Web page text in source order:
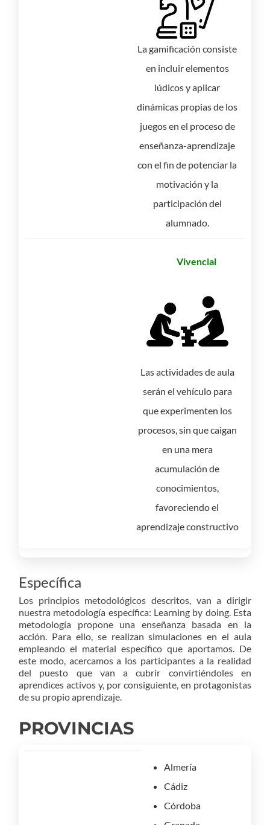
La gamificación consiste
en incluir elementos
lúdicos y aplicar
dinámicas propias de los
juegos en el proceso de
enseñanza-aprendizaje
con el fin de potenciar la
motivación y la
participación del
alumnado.
Vivencial
Las actividades de aula
serán el vehículo para
que experimenten los
procesos, sin que caigan
en una mera
acumulación de
conocimientos,
favoreciendo el
aprendizaje constructivo
Específica
Los principios metodológicos descritos, van a dirigir
nuestra metodología específica: Learning by doing. Esta
metodología propone una enseñanza basada en la
acción. Para ello, se realizan simulaciones en el aula
empleando el material específico que aportamos. De
este modo, acercamos a los participantes a la realidad
del puesto que van a cubrir convirtiéndoles en
aprendices activos y, por consiguiente, en protagonistas
de su propio aprendizaje.
PROVINCIAS
Almería
Cádiz
Córdoba